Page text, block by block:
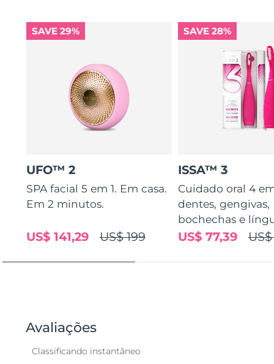
SAVE 29%
UFO™ 2
SPA facial 5 em 1. Em casa.
Em 2 minutos.
US$ 199
US$ 141,29
SAVE 28%
ISSA™ 3
Cuidado oral 4
dentes, gengivas,
bochechas e
US$ 77,39